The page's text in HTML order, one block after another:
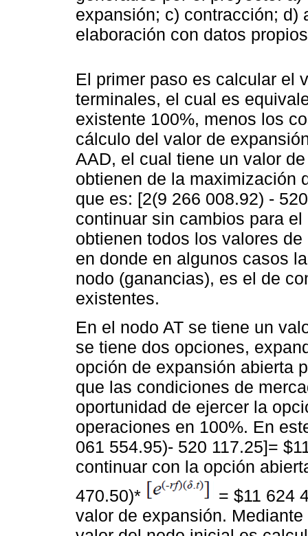
expansión; c) contracción; d)
elaboración con datos
El primer paso es calcular el
terminales, el cual es
existente 100%, menos los
cálculo del valor de
AAD, el cual tiene un valor
obtienen de la maximización
que es: [2(9 266 008.92) -
continuar sin cambios para
obtienen todos los valores
en donde en algunos casos
nodo (ganancias), es el de
existentes.
En el nodo AT se tiene un
se tiene dos opciones,
opción de expansión abierta
que las condiciones de
oportunidad de ejercer la
operaciones en 100%. En
061 554.95)- 520 117.25]=
continuar con la opción
470.50)*
= $11 624
valor de expansión.